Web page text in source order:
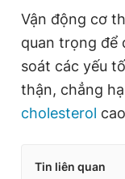
Vận động cơ
quan trọng để
soát các yếu
thận, chẳng
cholesterol
Tin liên quan